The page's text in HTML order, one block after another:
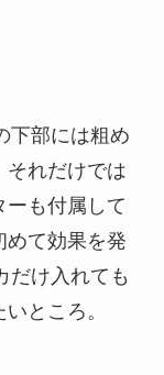
下部には粗め
それだけでは
も付属して
めて効果を発
だけ入れても
ところ。